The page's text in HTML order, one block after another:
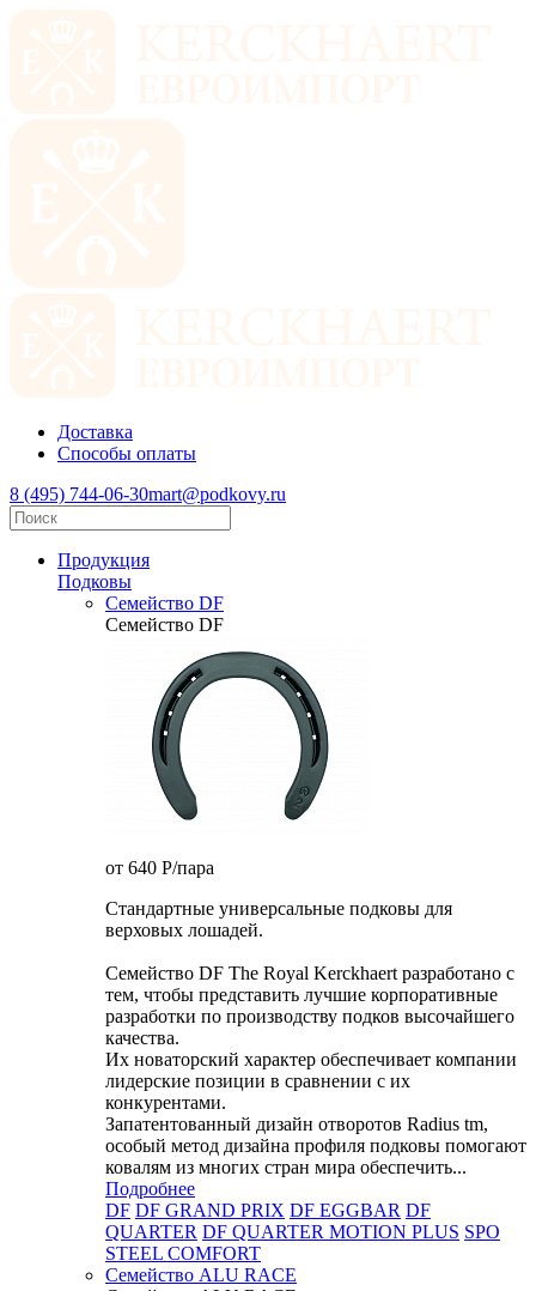
Доставка
Способы оплаты
8 (495) 744-06-30mart@podkovy.ru
Продукция
Подковы
Семейство DF
Семейство DF
от 640 P/пара
Стандартные универсальные подковы для
верховых лошадей.
Семейство DF The Royal Kerckhaert разработано с
тем, чтобы представить лучшие корпоративные
разработки по производству подков высочайшего
качества.
Их новаторский характер обеспечивает компании
лидерские позиции в сравнении с их
конкурентами.
Запатентованный дизайн отворотов Radius tm,
особый метод дизайна профиля подковы помогают
ковалям из многих стран мира обеспечить...
Подробнее
DF DF GRAND PRIX DF EGGBAR DF
QUARTER DF QUARTER MOTION PLUS SPO
STEEL COMFORT
Семейство ALU RACE